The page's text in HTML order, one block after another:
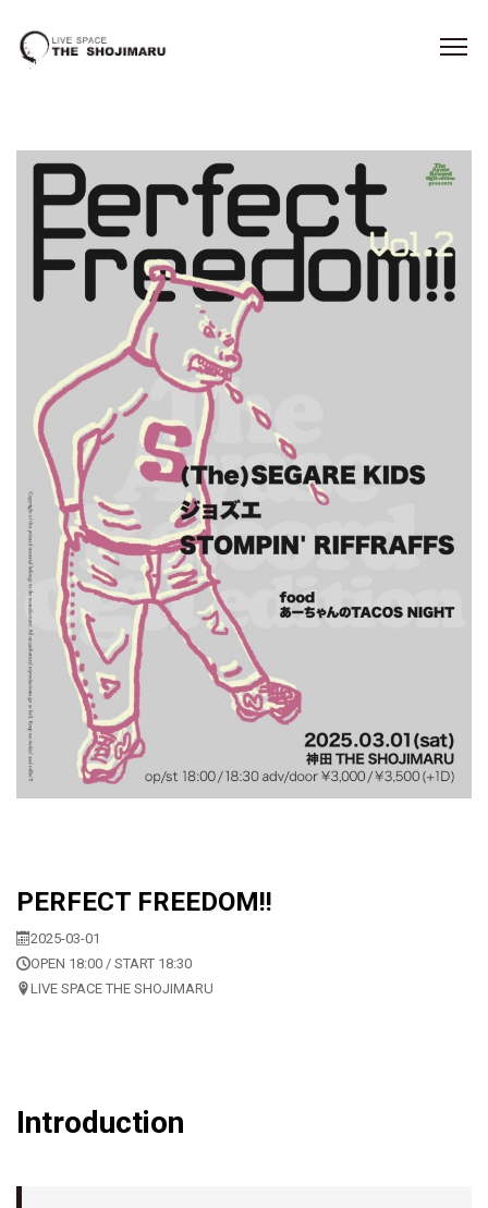
PERFECT FREEDOM!!
2025-03-01
OPEN 18:00 / START 18:30
LIVE SPACE THE SHOJIMARU
Introduction